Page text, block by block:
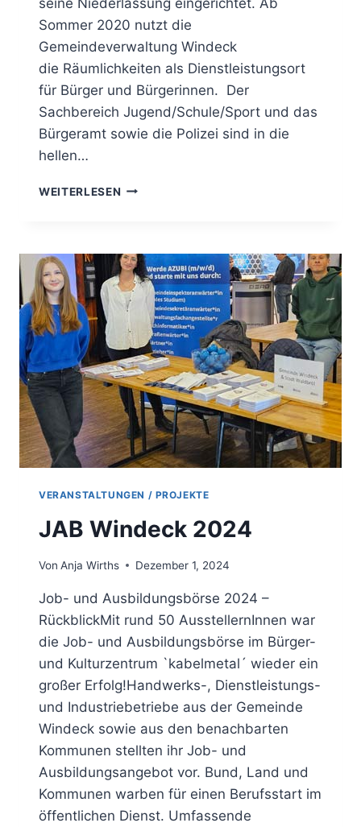
Sommer 2020 nutzt die
Gemeindeverwaltung Windeck
die Räumlichkeiten als Dienstleistungsort
für Bürger und Bürgerinnen. Der
Sachbereich Jugend/Schule/Sport und das
Bürgeramt sowie die Polizei sind in die
hellen…
WEITERLESEN
VERANSTALTUNGEN / PROJEKTE
JAB Windeck 2024
Von Anja Wirths Dezember 1, 2024
Job- und Ausbildungsbörse 2024 –
RückblickMit rund 50 AusstellernInnen war
die Job- und Ausbildungsbörse im Bürger-
und Kulturzentrum `kabelmetal´ wieder ein
großer Erfolg!Handwerks-, Dienstleistungs-
und Industriebetriebe aus der Gemeinde
Windeck sowie aus den benachbarten
Kommunen stellten ihr Job- und
Ausbildungsangebot vor. Bund, Land und
Kommunen warben für einen Berufsstart im
öffentlichen Dienst. Umfassende